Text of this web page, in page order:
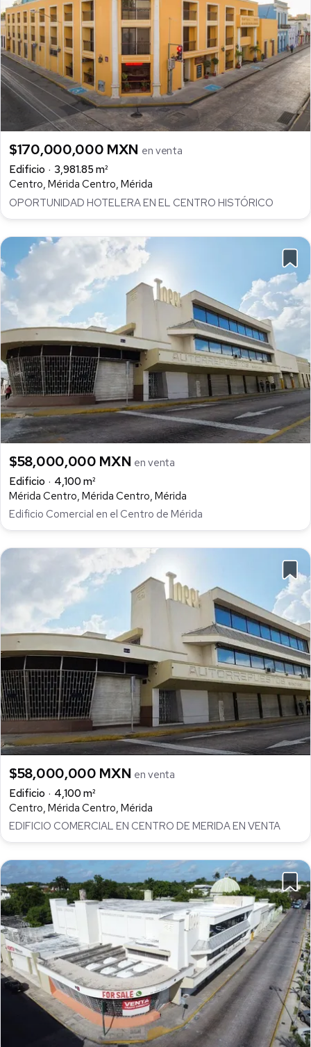
$170,000,000 MXN en venta
Edificio
3,981.85 m²
Centro, Mérida Centro, Mérida
OPORTUNIDAD HOTELERA EN EL CENTRO HISTÓRICO
$58,000,000 MXN en venta
Edificio
4,100 m²
Mérida Centro, Mérida Centro, Mérida
Edificio Comercial en el Centro de Mérida
$58,000,000 MXN en venta
Edificio
4,100 m²
Centro, Mérida Centro, Mérida
EDIFICIO COMERCIAL EN CENTRO DE MERIDA EN VENTA